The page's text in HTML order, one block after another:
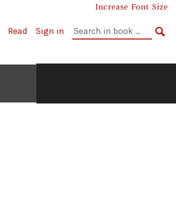
Increase Font Size
Read Sign in
Cerca